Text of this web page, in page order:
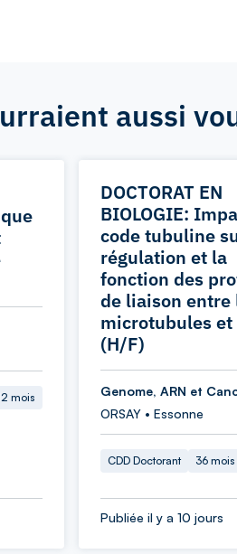
aussi
mois
DOCTORAT EN
BIOLOGIE:
code tubuline
régulation et la
fonction des
de liaison entre
microtubules
(H/F)
Genome, ARN et
ORSAY • Essonne
CDD Doctorant 36 mois
Publiée il y a 10 jours